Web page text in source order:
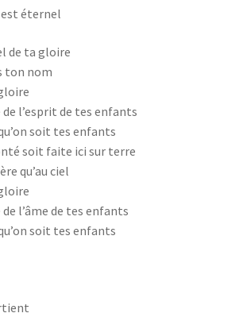
éternel
de ta gloire
ton nom
l’esprit de tes enfants
soit tes enfants
soit faite ici sur terre
qu’au ciel
l’âme de tes enfants
soit tes enfants